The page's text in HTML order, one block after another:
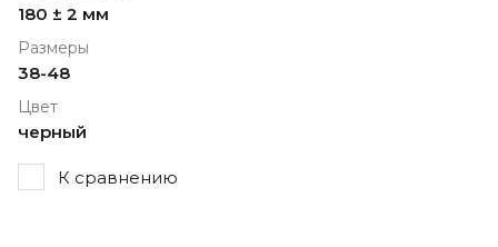
180 ± 2 мм
Размеры
38-48
Цвет
черный
К сравнению